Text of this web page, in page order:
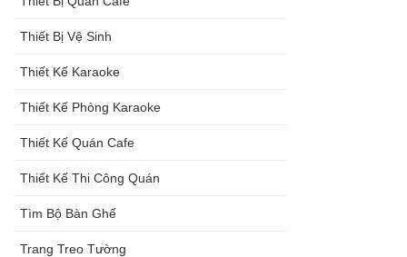
Thiết Bị Vệ Sinh
Thiết Kế Karaoke
Thiết Kế Phòng Karaoke
Thiết Kế Quán Cafe
Thiết Kế Thi Công Quán
Tìm Bộ Bàn Ghế
Trang Treo Tường